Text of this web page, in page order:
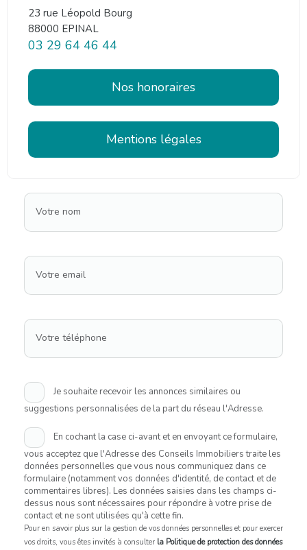
23 rue Léopold Bourg
88000 EPINAL
03 29 64 46 44
Nos honoraires
Mentions légales
Votre nom
Votre email
Votre téléphone
Je souhaite recevoir les annonces similaires ou
suggestions personnalisées de la part du réseau l'Adresse.
En cochant la case ci-avant et en envoyant ce formulaire,
vous acceptez que l'Adresse des Conseils Immobiliers traite les
données personnelles que vous nous communiquez dans ce
formulaire (notamment vos données d'identité, de contact et de
commentaires libres). Les données saisies dans les champs ci-
dessus nous sont nécessaires pour répondre à votre prise de
contact et ne sont utilisées qu'à cette fin.
Pour en savoir plus sur la gestion de vos données personnelles et pour exercer
vos droits, vous êtes invités à consulter la Politique de protection des données